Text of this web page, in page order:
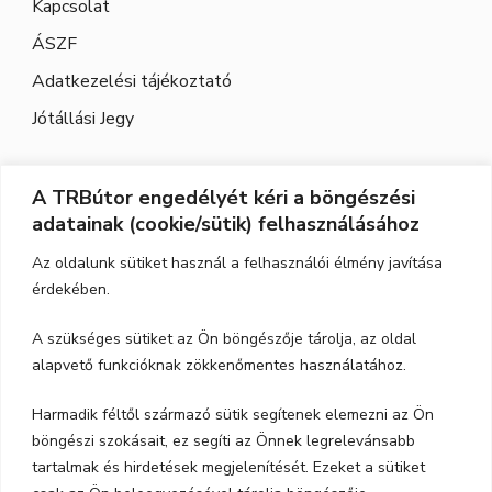
A TRBútor engedélyét kéri a böngészési
adatainak (cookie/sütik) felhasználásához
Az oldalunk sütiket használ a felhasználói élmény javítása
érdekében.
A szükséges sütiket az Ön böngészője tárolja, az oldal
alapvető funkcióknak zökkenőmentes használatához.
Harmadik féltől származó sütik segítenek elemezni az Ön
böngészi szokásait, ez segíti az Önnek legrelevánsabb
tartalmak és hirdetések megjelenítését. Ezeket a sütiket
Kapcsolat
ÁSZF
Adatkezelési tájékoztató
Jótállási Jegy
Elérhetőség
Cím: 3526 Miskolc, Szeles utca 71.
Nyitvatartás:
Telefon:06-70-615-6771
email:trbutor1@gmail.com